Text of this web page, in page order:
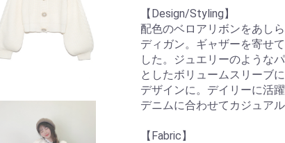
【Design/Styling】
配色のベロアリボンをあし
ディガン。ギャザーを寄せ
した。ジュエリーのような
としたボリュームスリーブ
デザインに。デイリーに活
デニムに合わせてカジュア
【Fabric】